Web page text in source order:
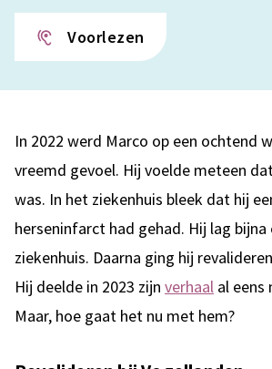
Voorlezen
In 2022 werd Marco op een ochtend
vreemd gevoel. Hij voelde meteen
was. In het ziekenhuis bleek dat hij
herseninfarct had gehad. Hij lag
ziekenhuis. Daarna ging hij
Hij deelde in 2023 zijn verhaal al eens
Maar, hoe gaat het nu met hem?